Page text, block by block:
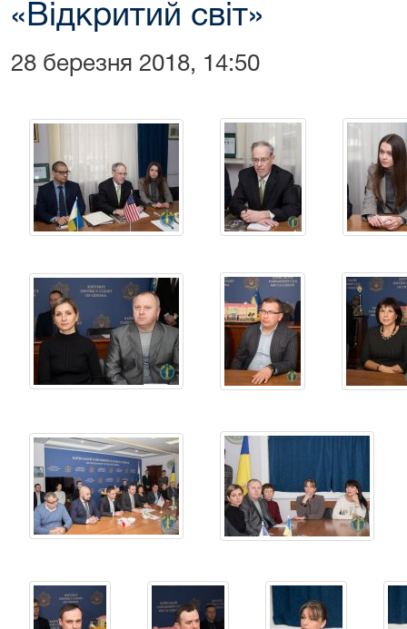
«Відкритий світ»
28 березня 2018, 14:50